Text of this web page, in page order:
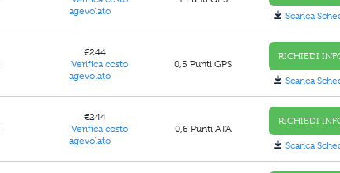
agevolato
Scarica
€244
Verifica costo
agevolato
0,5 Punti GPS
RICHIEDI
Scarica
€244
Verifica costo
agevolato
0,6 Punti ATA
RICHIEDI
Scarica